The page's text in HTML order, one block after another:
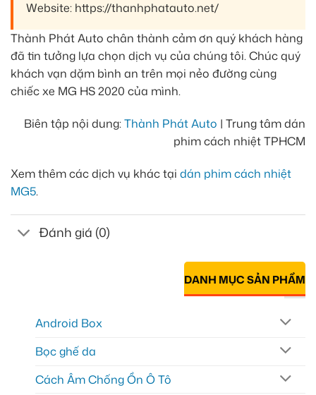
Website: https://thanhphatauto.net/
Thành Phát Auto chân thành cảm ơn quý khách hàng
đã tin tưởng lựa chọn dịch vụ của chúng tôi. Chúc quý
khách vạn dặm bình an trên mọi nẻo đường cùng
chiếc xe MG HS 2020 của mình.
Biên tập nội dung:Thành Phát Auto | Trung tâm dán
phim cách nhiệt TPHCM
Xem thêm các dịch vụ khác tại dán phim cách nhiệt
MG5.
Đánh giá (0)
DANH MỤC SẢN PHẨM
Android Box
Bọc ghế da
Cách Âm Chống Ồn Ô Tô